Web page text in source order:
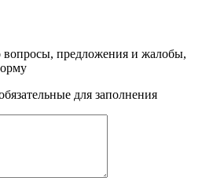
вопросы, предложения и жалобы,
для заполнения